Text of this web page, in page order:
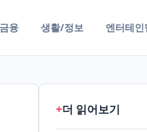
융 생활/정보 엔터테인
+더 읽어보기